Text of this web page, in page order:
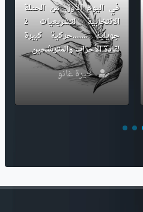
في اليوم الأول من الحملة
جويلية ........حركية كبيرة
لقادة الأحزاب والمترشحين
خيرة غانو